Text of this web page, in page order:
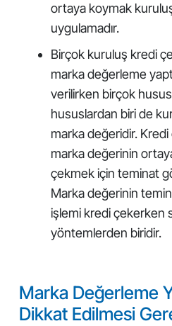
ortaya koymak
uygulamadır.
Birçok kuruluş kredi
marka değerleme
verilirken birçok
hususlardan biri de
marka değeridir.
marka değerinin
çekmek için teminat
Marka değerinin
işlemi kredi çekerken
yöntemlerden biridir.
Marka Değerleme
Dikkat Edilmesi